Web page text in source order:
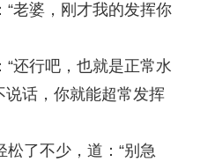
老婆，刚才我的发挥你
还行吧，也就是正常水
话，你就能超常发挥
了不少，道：“别急